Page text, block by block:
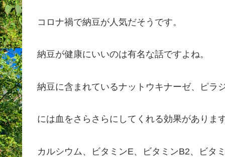
コロナ禍で納豆が人気だそうです。
納豆が健康にいいのは有名な話ですよね。
納豆に含まれているナットウキナーゼ、ピラ
には血をさらさらにしてくれる効果があります
カルシウム、ビタミンE、ビタミンB2、ビタ